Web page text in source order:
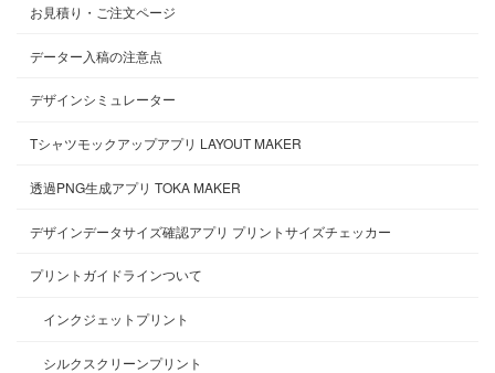
お見積り・ご注文ページ
データー入稿の注意点
デザインシミュレーター
Tシャツモックアップアプリ LAYOUT MAKER
透過PNG生成アプリ TOKA MAKER
デザインデータサイズ確認アプリ プリントサイズチェッカー
プリントガイドラインついて
インクジェットプリント
シルクスクリーンプリント